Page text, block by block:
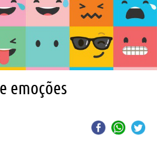
emoções